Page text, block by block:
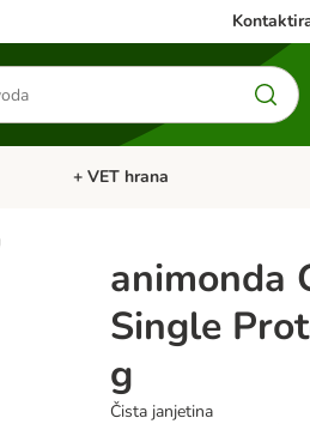
životinje
Pregled kategorija: Ptice
+ VET hrana
animonda
Single
g
Čista janjetina